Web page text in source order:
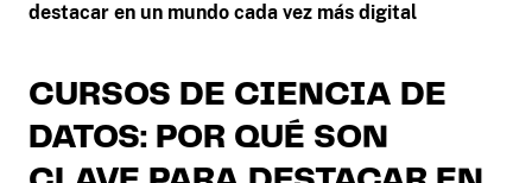
destacar en un mundo cada vez más digital
CURSOS DE CIENCIA DE
DATOS: POR QUÉ SON